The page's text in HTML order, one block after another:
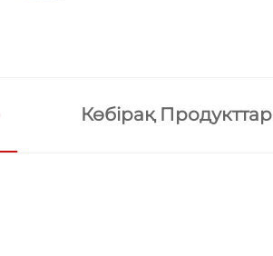
Көбірақ Продукттар